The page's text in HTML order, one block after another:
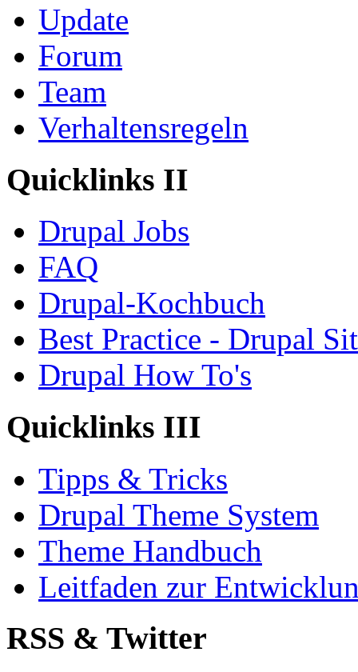
Update
Forum
Team
Verhaltensregeln
Quicklinks II
Drupal Jobs
FAQ
Drupal-Kochbuch
Best Practice - Drupal
Drupal How To's
Quicklinks III
Tipps & Tricks
Drupal Theme System
Theme Handbuch
Leitfaden zur
RSS & Twitter